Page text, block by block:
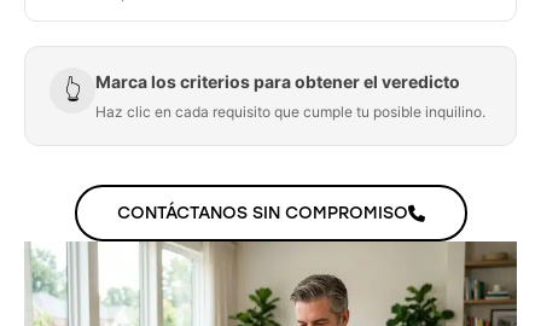
👆 Marca los criterios para obtener el veredicto
Haz clic en cada requisito que cumple tu posible inquilino.
CONTÁCTANOS SIN COMPROMISO